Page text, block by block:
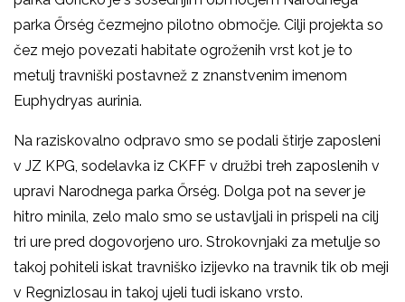
parka Őrség čezmejno pilotno območje. Cilji projekta so
čez mejo povezati habitate ogroženih vrst kot je to
metulj travniški postavnež z znanstvenim imenom
Euphydryas aurinia.
Na raziskovalno odpravo smo se podali štirje zaposleni
v JZ KPG, sodelavka iz CKFF v družbi treh zaposlenih v
upravi Narodnega parka Őrség. Dolga pot na sever je
hitro minila, zelo malo smo se ustavljali in prispeli na cilj
tri ure pred dogovorjeno uro. Strokovnjaki za metulje so
takoj pohiteli iskat travniško izijevko na travnik tik ob meji
v Regnizlosau in takoj ujeli tudi iskano vrsto.